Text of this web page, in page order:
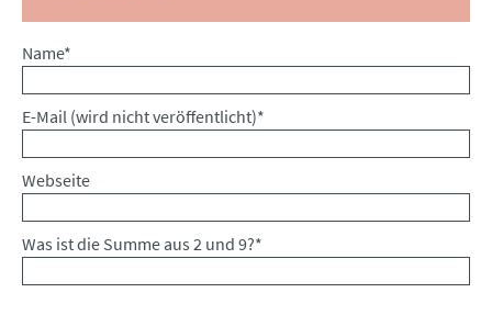
Pflichtfeld
Name*
Pflichtfeld
E-Mail (wird nicht veröffentlicht)*
Webseite
Was ist die Summe aus 2 und 9?*